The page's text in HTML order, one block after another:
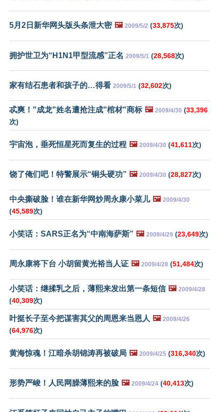
5月2日新华网头版头条泄大密 🖼️ 2009/5/2 (33,875次)
拥护世卫为“H1N1甲型流感”正名 2009/5/1 (28,568次)
家有结石患者和孩子的…得看 2009/5/1 (32,602次)
忒爽！"成龙"姓名遭抢注成"棺材"商标 🖼️ 2009/4/30 (33,396
次)
宇宙泡，垂死恒星死而复生的过程 🖼️ 2009/4/30 (41,611次)
饶了俺们吧！特警展示“铜头硬功” 🖼️ 2009/4/30 (28,827次)
中央撕破脸！谁在新华网炒周永康小菜儿 🖼️ 2009/4/30
(45,589次)
小笑话：SARS正名为“中南海萨斯” 🖼️ 2009/4/29 (23,649次)
周永康将下台 小胡留黄光裕当人证 🖼️ 2009/4/28 (51,484次)
小笑话：继揉乳之后，薄熙来发出第一条短信 🖼️ 2009/4/28
(40,309次)
叶挺长子至今把谋害其父的周恩来当恩人 🖼️ 2009/4/26
(64,976次)
黄海惊魂！江暗杀胡锦涛再被破局 🖼️ 2009/4/25 (316,340次)
形势严峻！人民网臊薄熙来的脸 🖼️ 2009/4/24 (40,413次)